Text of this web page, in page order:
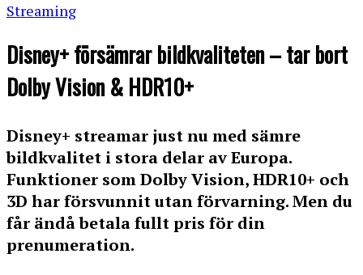
Streaming
Disney+ försämrar bildkvaliteten – tar bort
Dolby Vision & HDR10+
Disney+ streamar just nu med sämre
bildkvalitet i stora delar av Europa.
Funktioner som Dolby Vision, HDR10+ och
3D har försvunnit utan förvarning. Men du
får ändå betala fullt pris för din
prenumeration.